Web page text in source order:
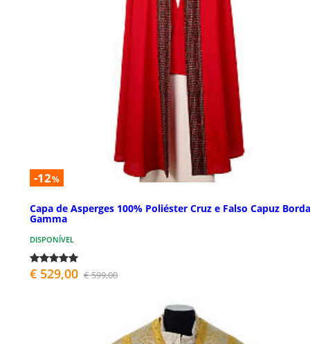
-12%
Capa de Asperges 100% Poliéster Cruz e Falso Capuz
Gamma
DISPONÍVEL
€ 529,00 € 599,00